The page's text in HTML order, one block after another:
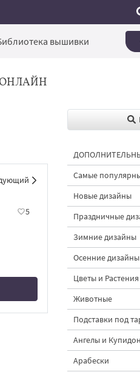
вышивки
5
Самые
Новые дизайны
Праздничные
Зимние дизайны
Осенние дизайны
Цветы и Растения
Животные
Подставки под
Ангелы и
Арабески